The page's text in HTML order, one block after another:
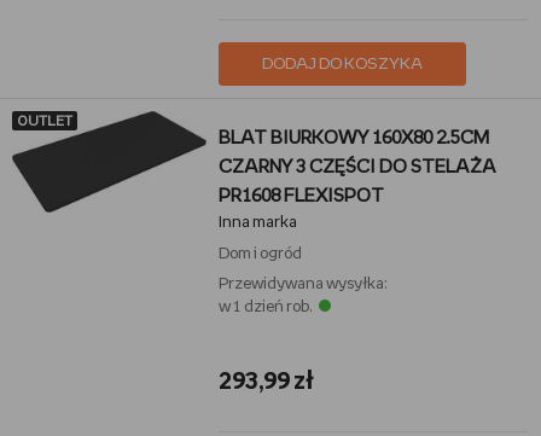
DODAJ DO KOSZYKA
OUTLET
BLAT BIURKOWY 160X80 2.5CM
CZARNY 3 CZĘŚCI DO STELAŻA
PR1608 FLEXISPOT
Inna marka
Dom i ogród
Przewidywana wysyłka:
w 1 dzień rob.
293,99 zł